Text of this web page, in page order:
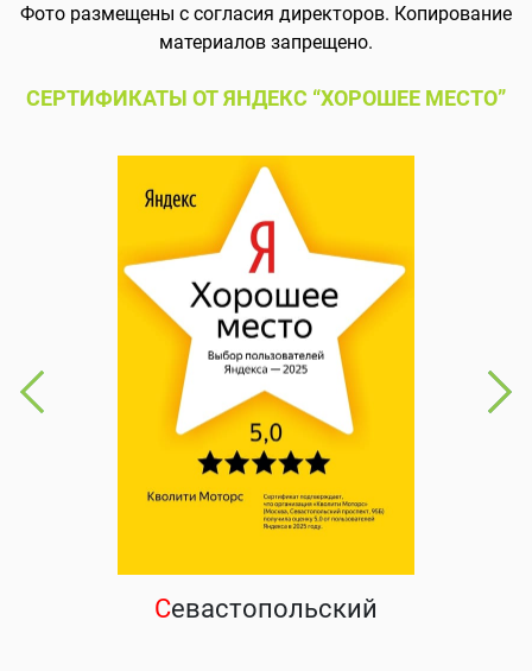
Фото размещены с согласия директоров. Копирование
материалов запрещено.
СЕРТИФИКАТЫ ОТ ЯНДЕКС “ХОРОШЕЕ МЕСТО”
Севастопольский